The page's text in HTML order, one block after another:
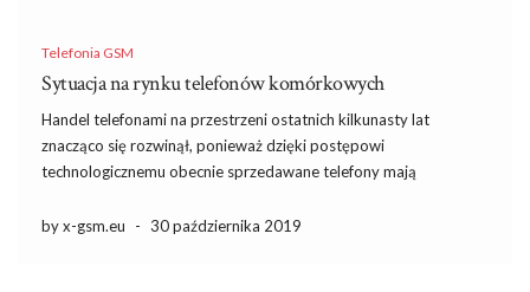
Telefonia GSM
Sytuacja na rynku telefonów komórkowych
Handel telefonami na przestrzeni ostatnich kilkunasty lat
znacząco się rozwinął, ponieważ dzięki postępowi
technologicznemu obecnie sprzedawane telefony mają
całkowicie zrezygnować z zakupu zegarka lub laptopa. W
by x-gsm.eu - 30 października 2019